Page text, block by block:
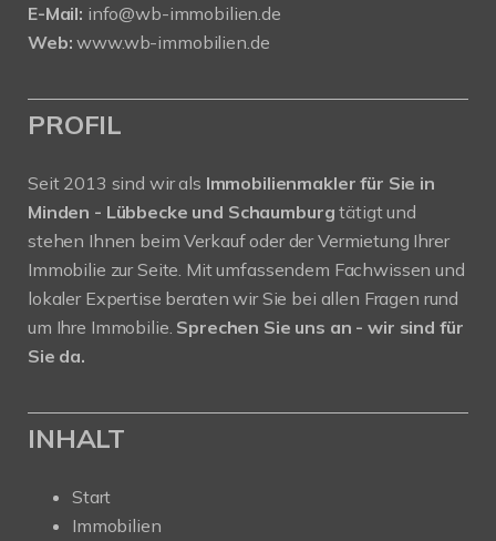
E-Mail: info@wb-immobilien.de
Web: www.wb-immobilien.de
PROFIL
Seit 2013 sind wir als Immobilienmakler für Sie in
Minden - Lübbecke und Schaumburgtätigt und
stehen Ihnen beim Verkauf oder der Vermietung Ihrer
Immobilie zur Seite. Mit umfassendem Fachwissen und
lokaler Expertise beraten wir Sie bei allen Fragen rund
um Ihre Immobilie. Sprechen Sie uns an - wir sind für
Sie da.
INHALT
Start
Immobilien